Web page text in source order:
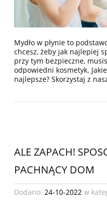
Mydło w płynie to
chcesz, żeby jak najlepiej
przy tym bezpieczne,
odpowiedni kosmetyk.
najlepsze? Skorzystaj z
ALE ZAPACH!
PACHNĄCY DOM
Dodano: 24-10-2022 w